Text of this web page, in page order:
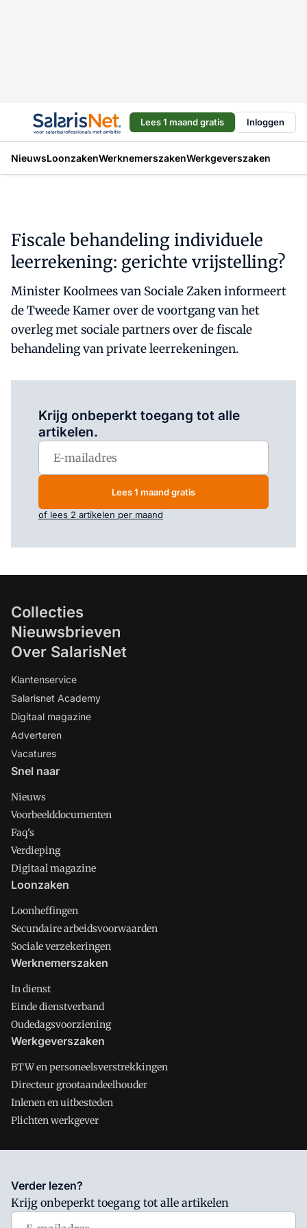
Lees 1 maand gratis Inloggen
NieuwsLoonzakenWerknemerszakenWerkgeverszaken
Fiscale behandeling individuele
leerrekening: gerichte vrijstelling?
Minister Koolmees van Sociale Zaken informeert
de Tweede Kamer over de voortgang van het
overleg met sociale partners over de fiscale
behandeling van private leerrekeningen.
Krijg onbeperkt toegang tot alle
artikelen.
Lees 1 maand gratis
of lees 2 artikelen per maand
Collecties
Nieuwsbrieven
Over SalarisNet
Klantenservice
Salarisnet Academy
Digitaal magazine
Adverteren
Vacatures
Snel naar
Nieuws
Voorbeelddocumenten
Faq's
Verdieping
Digitaal magazine
Loonzaken
Loonheffingen
Secundaire arbeidsvoorwaarden
Sociale verzekeringen
Werknemerszaken
In dienst
Einde dienstverband
Oudedagsvoorziening
Werkgeverszaken
BTW en personeelsverstrekkingen
Directeur grootaandeelhouder
Inlenen en uitbesteden
Plichten werkgever
Salarisnet is onderdeel van VMN media. Lees in
waar VMN media voor staat. Op gebruik van deze site zijn de
volgende regelingen van toepassing:Algemene Voorwaarden
Verder lezen?
Krijg onbeperkt toegang tot alle artikelen